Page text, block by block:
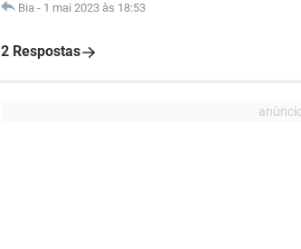
Bia - 1 mai 2023 às 18:53
2 Respostas